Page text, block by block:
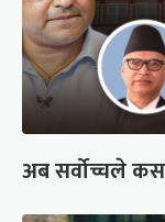
अब सर्वोच्चले